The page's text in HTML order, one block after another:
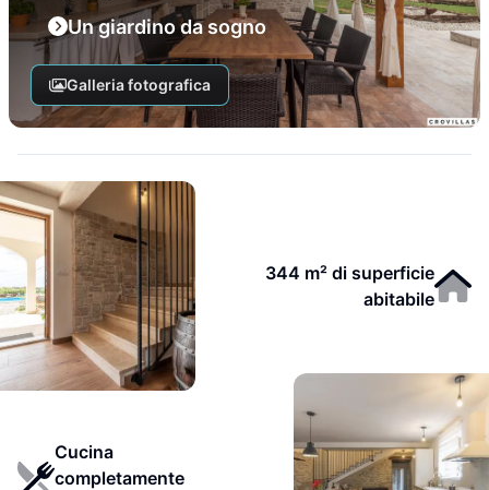
Un giardino da sogno
Galleria fotografica
344 m² di superficie
abitabile
Cucina
completamente